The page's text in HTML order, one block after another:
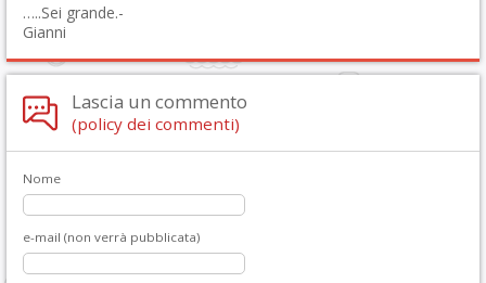
…..Sei grande.-
Gianni
Lascia un commento
(policy dei commenti)
Nome
e-mail (non verrà pubblicata)